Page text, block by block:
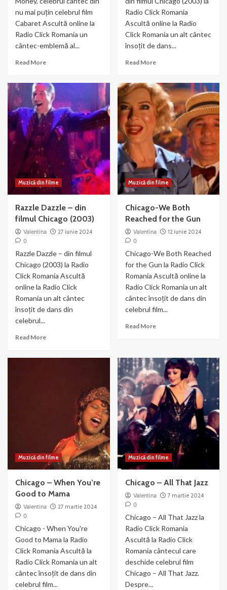
nu mai puțin celebrul film
Cabaret Ascultă online la
Radio Click Romania un
cântec-emblemă al...
Read MoreRead
Liza
Minnelli
si
Joel
Gray
Radio Click Romania
Ascultă online la Radio
Click Romania un alt cântec
însoțit de dans...
Read MoreRead
Nowadays
–
muzica
si
dans
din
Chicago
Muzică din filme
Razzle Dazzle – din
filmul Chicago (2003)
Valentina
27 iunie 2024
0
Razzle Dazzle – din filmul
Chicago (2003) la Radio
Click Romania Ascultă
online la Radio Click
Romania un alt cântec
însoțit de dans din
celebrul...
Read MoreRead
Muzică din filme
Chicago-We Both
Reached for the Gun
Valentina
12 iunie 2024
0
Chicago-We Both Reached
for the Gun la Radio Click
Romania Ascultă online la
Radio Click Romania un alt
cântec însoțit de dans din
celebrul film...
Read MoreRead
We
Both
Reached
for
the
Gun
Muzică din filme
Chicago – When You’re
Good to Mama
Valentina
27 martie 2024
0
Chicago - When You're
Good to Mama la Radio
Click Romania Ascultă la
Radio Click Romania un alt
cântec însoțit de dans din
celebrul film...
Muzică din filme
Chicago – All That Jazz
Valentina
7 martie 2024
0
Chicago – All That Jazz la
Radio Click Romania
Ascultă la Radio Click
Romania cântecul care
deschide celebrul film
Chicago – All That Jazz.
Despre...